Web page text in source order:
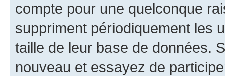
compte pour une quelconque
suppriment périodiquement les
taille de leur base de données.
nouveau et essayez de